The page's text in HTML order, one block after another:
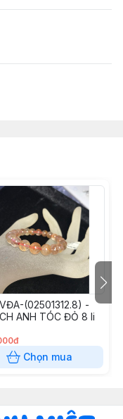
(02501312.8) -
ANH TÓC ĐỎ 8 li
Chọn mua